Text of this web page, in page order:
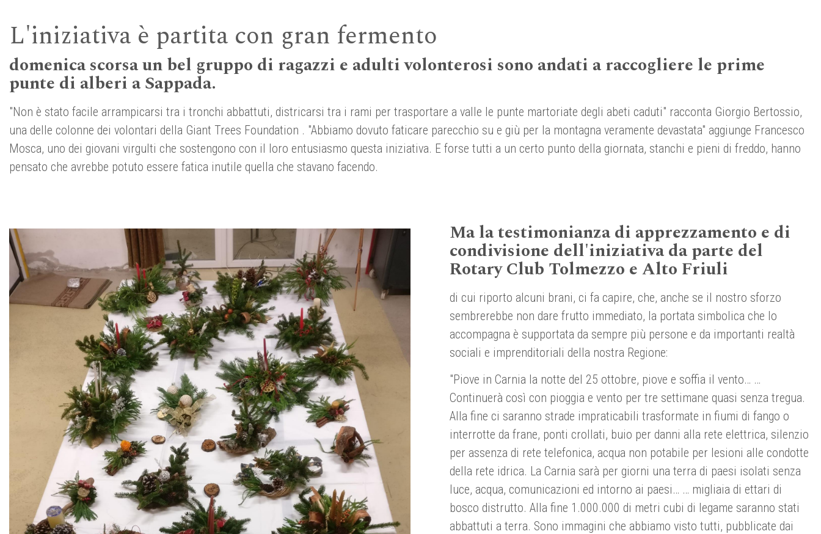
L'iniziativa è partita con gran fermento
domenica scorsa un bel gruppo di ragazzi e adulti volonterosi sono andati a raccogliere le prime
punte di alberi a Sappada.
"Non è stato facile arrampicarsi tra i tronchi abbattuti, districarsi tra i rami per trasportare a valle le punte martoriate degli abeti caduti" racconta Giorgio Bertossio,
una delle colonne dei volontari della Giant Trees Foundation . "Abbiamo dovuto faticare parecchio su e giù per la montagna veramente devastata" aggiunge Francesco
Mosca, uno dei giovani virgulti che sostengono con il loro entusiasmo questa iniziativa. E forse tutti a un certo punto della giornata, stanchi e pieni di freddo, hanno
pensato che avrebbe potuto essere fatica inutile quella che stavano facendo.
Ma la testimonianza di apprezzamento e di
condivisione dell'iniziativa da parte del
Rotary Club Tolmezzo e Alto Friuli
di cui riporto alcuni brani, ci fa capire, che, anche se il nostro sforzo
sembrerebbe non dare frutto immediato, la portata simbolica che lo
accompagna è supportata da sempre più persone e da importanti realtà
sociali e imprenditoriali della nostra Regione:
"Piove in Carnia la notte del 25 ottobre, piove e soffia il vento… …
Continuerà così con pioggia e vento per tre settimane quasi senza tregua.
Alla fine ci saranno strade impraticabili trasformate in fiumi di fango o
interrotte da frane, ponti crollati, buio per danni alla rete elettrica, silenzio
per assenza di rete telefonica, acqua non potabile per lesioni alle condotte
della rete idrica. La Carnia sarà per giorni una terra di paesi isolati senza
luce, acqua, comunicazioni ed intorno ai paesi… … migliaia di ettari di
bosco distrutto. Alla fine 1.000.000 di metri cubi di legame saranno stati
abbattuti a terra. Sono immagini che abbiamo visto tutti, pubblicate dai